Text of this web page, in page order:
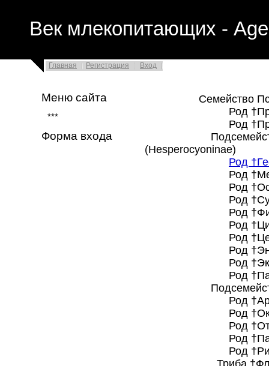
Век млекопитающих -
Главная Регистрация Вход
Меню сайта
***
Форма входа
Семейство
Род
Род
Подсемейство
(Hesperocyoninae)
Род
Род
Род
Род
Род
Род
Род
Род
Род
Род
Подсемейство
Род
Род
Род
Род
Род
Триба